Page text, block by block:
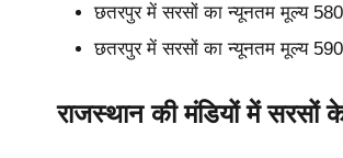
छतरपुर में सरसों का न्यूनतम मूल्य
छतरपुर में सरसों का न्यूनतम मूल्य
राजस्थान की मंडियों में सरसों